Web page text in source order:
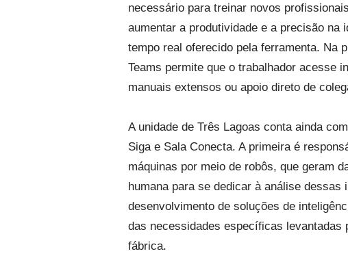
necessário para treinar novos
aumentar a produtividade e a precisão na
tempo real oferecido pela ferramenta. Na
Teams permite que o trabalhador acesse
manuais extensos ou apoio direto de
A unidade de Três Lagoas conta ainda
Siga e Sala Conecta. A primeira é
máquinas por meio de robôs, que geram
humana para se dedicar à análise
desenvolvimento de soluções de
das necessidades específicas levantadas
fábrica.